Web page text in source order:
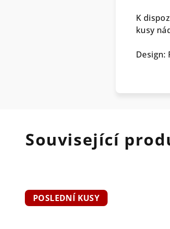
K
kusy
Design:
Související
POSLEDNÍ KUSY